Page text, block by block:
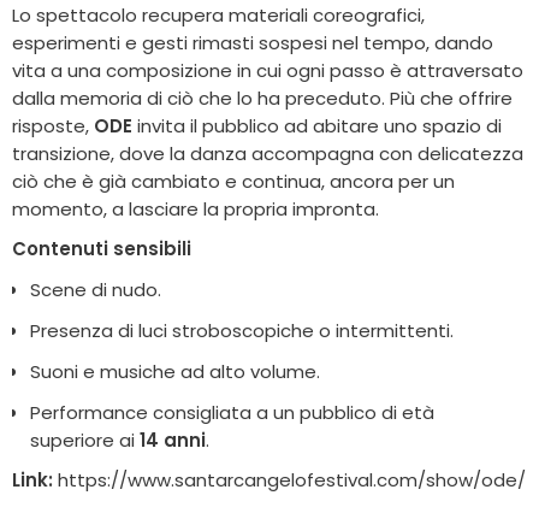
Lo spettacolo recupera materiali coreografici,
esperimenti e gesti rimasti sospesi nel tempo, dando
vita a una composizione in cui ogni passo è attraversato
dalla memoria di ciò che lo ha preceduto. Più che offrire
risposte, ODE invita il pubblico ad abitare uno spazio di
transizione, dove la danza accompagna con delicatezza
ciò che è già cambiato e continua, ancora per un
momento, a lasciare la propria impronta.
Contenuti sensibili
Scene di nudo.
Presenza di luci stroboscopiche o intermittenti.
Suoni e musiche ad alto volume.
Performance consigliata a un pubblico di età
superiore ai 14 anni.
Link: https://www.santarcangelofestival.com/show/ode/